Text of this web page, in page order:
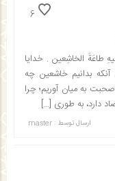
6
طاعَةَ الخاشِعین . خدایا
آنکه بدانیم خاشعین چه
به میان آوریم؛ چرا
دارد، به طوری […]
ارسال توسط : master